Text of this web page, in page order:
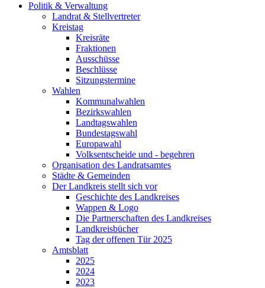
Politik & Verwaltung
Landrat & Stellvertreter
Kreistag
Kreisräte
Fraktionen
Ausschüsse
Beschlüsse
Sitzungstermine
Wahlen
Kommunalwahlen
Bezirkswahlen
Landtagswahlen
Bundestagswahl
Europawahl
Volksentscheide und - begehren
Organisation des Landratsamtes
Städte & Gemeinden
Der Landkreis stellt sich vor
Geschichte des Landkreises
Wappen & Logo
Die Partnerschaften des Landkreises
Landkreisbücher
Tag der offenen Tür 2025
Amtsblatt
2025
2024
2023